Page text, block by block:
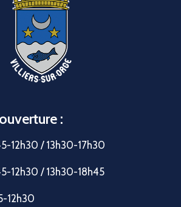
:
12h30 / 13h30-17h30
12h30 / 13h30-18h45
12h30